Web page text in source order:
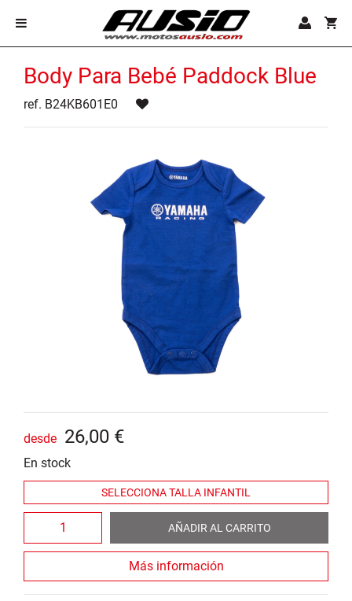
Body Para Bebé Paddock Blue
ref. B24KB601E0
desde 26,00 €
En stock
AÑADIR AL CARRITO
Más información